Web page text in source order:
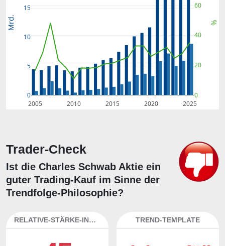
2005 2010 2015 2020 2025
0
5
10
15
0
20
40
60
Mrd. %
Trader-Check
Ist die Charles Schwab Aktie ein
guter Trading-Kauf im Sinne der
Trendfolge-Philosophie?
RELATIVE-STÄRKE-INDEX TREND-TEMPLATE